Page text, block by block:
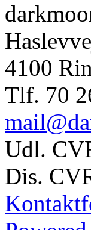
4100
Tlf. 70
Udl.
Dis.